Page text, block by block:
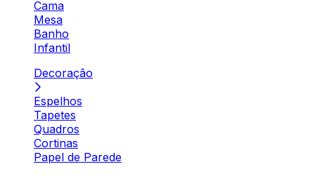
Cama
Mesa
Banho
Infantil
Decoração
Espelhos
Tapetes
Quadros
Cortinas
Papel de Parede